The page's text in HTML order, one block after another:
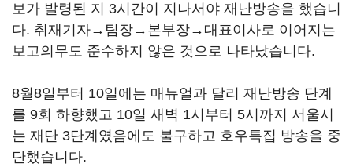
보가 발령된 지 3시간이 지나서야 재난방송을 했습니
다. 취재기자→팀장→본부장→대표이사로 이어지는
보고의무도 준수하지 않은 것으로 나타났습니다.
8월8일부터 10일에는 매뉴얼과 달리 재난방송 단계
를 9회 하향했고 10일 새벽 1시부터 5시까지 서울시
는 재단 3단계였음에도 불구하고 호우특집 방송을 중
단했습니다.